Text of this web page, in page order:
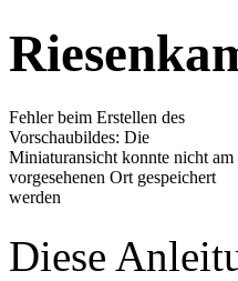
Fehler beim Erstellen des
Vorschaubildes: Die
Miniaturansicht konnte nicht am
vorgesehenen Ort gespeichert
werden
Diese